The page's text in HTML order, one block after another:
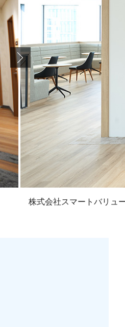
株式会社スマートバリュ